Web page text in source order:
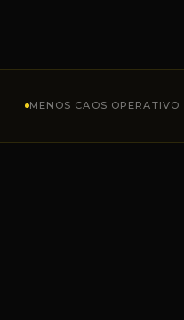
MENOS CAOS OPERATIVO